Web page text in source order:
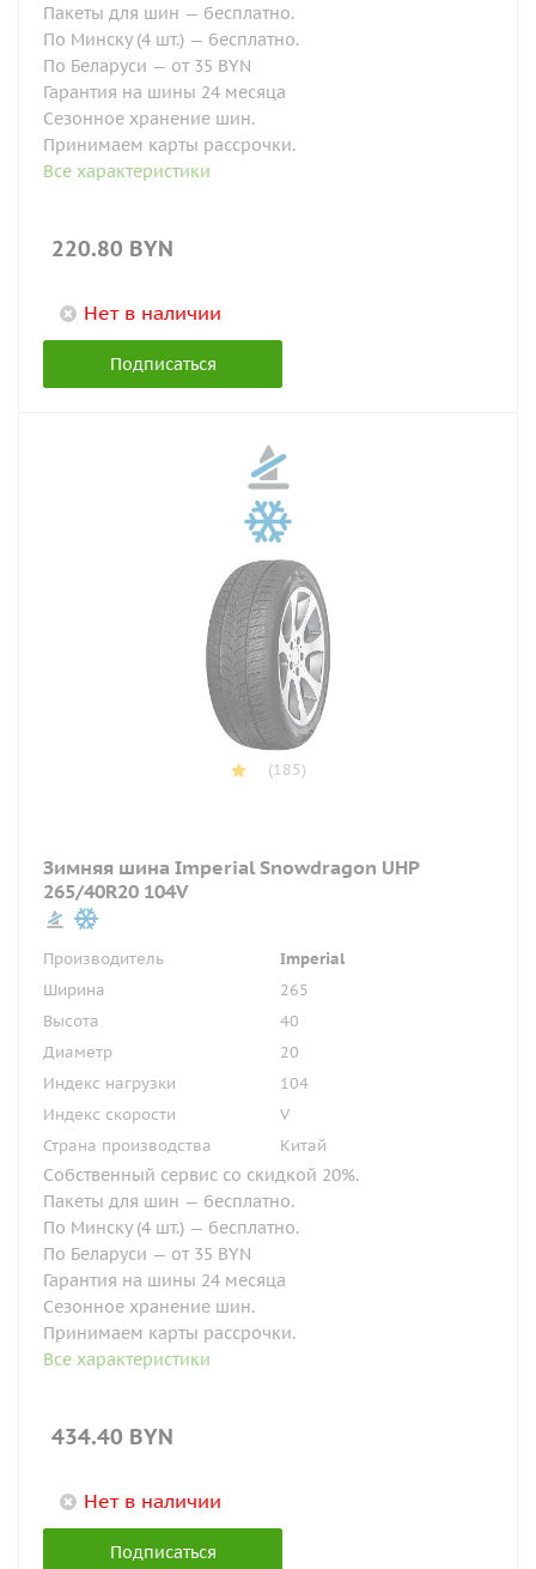
Пакеты для шин — бесплатно.
По Минску (4 шт.) — бесплатно.
По Беларуси — от 35 BYN
Гарантия на шины 24 месяца
Сезонное хранение шин.
Принимаем карты рассрочки.
Все характеристики
220.80 BYN
Нет в наличии
Подписаться
(185)
Зимняя шина Imperial Snowdragon UHP
265/40R20 104V
Производитель
Imperial
Ширина
265
Высота
40
Диаметр
20
Индекс нагрузки
104
Индекс скорости
V
Страна производства
Китай
Собственный сервис со скидкой 20%.
Пакеты для шин — бесплатно.
По Минску (4 шт.) — бесплатно.
По Беларуси — от 35 BYN
Гарантия на шины 24 месяца
Сезонное хранение шин.
Принимаем карты рассрочки.
Все характеристики
434.40 BYN
Нет в наличии
Подписаться